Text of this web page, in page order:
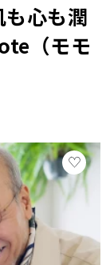
心も潤
（モモ